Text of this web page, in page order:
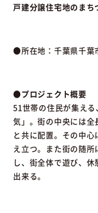
戸建分譲住宅地のま
●所在地：千葉県千葉
●プロジェクト概要
51世帯の住民が集え
気」。街の中央には
と共に配置。その中
え立つ。また街の随
し、街全体で遊び、
出来る。